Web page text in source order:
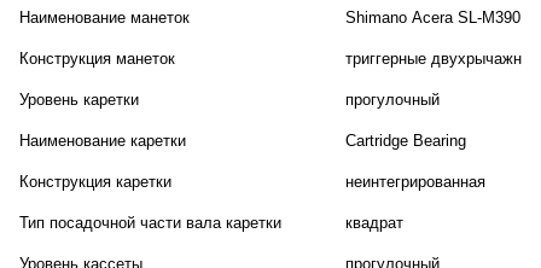
Наименование манеток Shimano Acera SL-M390
Конструкция манеток триггерные двухрычажные
Уровень каретки прогулочный
Наименование каретки Cartridge Bearing
Конструкция каретки неинтегрированная
Тип посадочной части вала каретки квадрат
Уровень кассеты прогулочный